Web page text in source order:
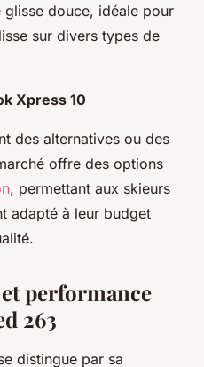
douce, idéale pour
sur divers types de
Xpress 10
des alternatives ou des
offre des options
, permettant aux skieurs
adapté à leur budget
performance
263
distingue par sa